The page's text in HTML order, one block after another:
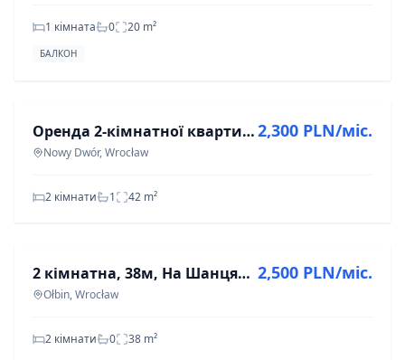
1 кімната 0 20 m²
БАЛКОН
Оренда 2-кімнатної квартири 42 м² у Вроцлаві, Новий Двір
Nowy Dwór, Wrocław
2,300 PLN/міс.
2 кімнати 1 42 m²
2 кімнатна, 38м, На Шанцях, 3150 з оплатами
Ołbin, Wrocław
2,500 PLN/міс.
2 кімнати 0 38 m²